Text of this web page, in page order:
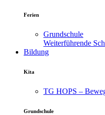
Ferien
Grundschule
Weiterführende
Bildung
Kita
TG HOPS –
Grundschule